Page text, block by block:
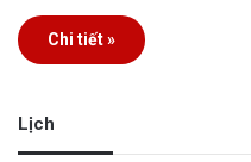
Chi tiết »
Lịch